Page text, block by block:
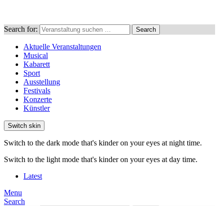
Search for: Search
Aktuelle Veranstaltungen
Musical
Kabarett
Sport
Ausstellung
Festivals
Konzerte
Künstler
Switch skin
Switch to the dark mode that's kinder on your eyes at night time.
Switch to the light mode that's kinder on your eyes at day time.
Latest
Menu
Search